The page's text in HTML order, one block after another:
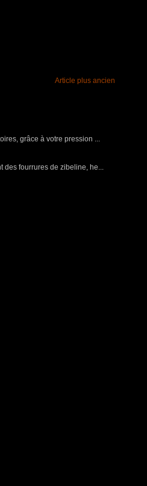
Article plus ancien
grâce à votre pression ...
des fourrures de zibeline, he...